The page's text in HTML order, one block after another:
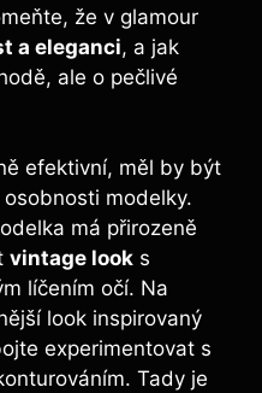
že v glamour
a eleganci, a jak
ale o pečlivé
efektivní, měl by být
modelky.
má přirozeně
vintage look s
líčením očí. Na
look inspirovaný
experimentovat s
Tady je